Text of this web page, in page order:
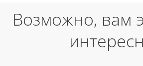
Возможно, вам